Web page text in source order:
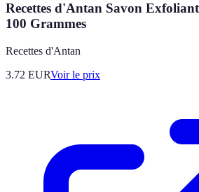
Recettes d'Antan Savon
100 Grammes
Recettes d'Antan
3.72 EURVoir le prix